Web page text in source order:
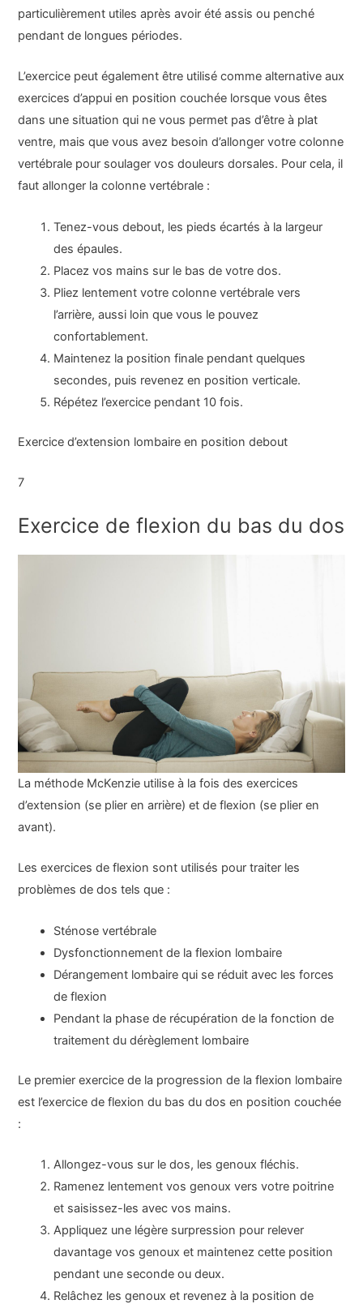
particulièrement utiles après avoir été assis ou penché
pendant de longues périodes.
L’exercice peut également être utilisé comme alternative aux
exercices d’appui en position couchée lorsque vous êtes
dans une situation qui ne vous permet pas d’être à plat
ventre, mais que vous avez besoin d’allonger votre colonne
vertébrale pour soulager vos douleurs dorsales. Pour cela, il
faut allonger la colonne vertébrale :
Tenez-vous debout, les pieds écartés à la largeur
des épaules.
Placez vos mains sur le bas de votre dos.
Pliez lentement votre colonne vertébrale vers
l’arrière, aussi loin que vous le pouvez
confortablement.
Maintenez la position finale pendant quelques
secondes, puis revenez en position verticale.
Répétez l’exercice pendant 10 fois.
Exercice d’extension lombaire en position debout
7
Exercice de flexion du bas du dos
La méthode McKenzie utilise à la fois des exercices
d’extension (se plier en arrière) et de flexion (se plier en
avant).
Les exercices de flexion sont utilisés pour traiter les
problèmes de dos tels que :
Sténose vertébrale
Dysfonctionnement de la flexion lombaire
Dérangement lombaire qui se réduit avec les forces
de flexion
Pendant la phase de récupération de la fonction de
traitement du dérèglement lombaire
Le premier exercice de la progression de la flexion lombaire
est l’exercice de flexion du bas du dos en position couchée
:
Allongez-vous sur le dos, les genoux fléchis.
Ramenez lentement vos genoux vers votre poitrine
et saisissez-les avec vos mains.
Appliquez une légère surpression pour relever
davantage vos genoux et maintenez cette position
pendant une seconde ou deux.
Relâchez les genoux et revenez à la position de